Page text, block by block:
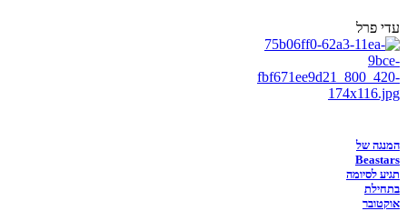
עדי פרל
המנגה של
Beastars
תגיע לסיומה
בתחילת
אוקטובר